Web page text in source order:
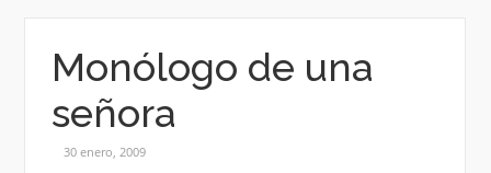
Monólogo de una
señora
30 enero, 2009